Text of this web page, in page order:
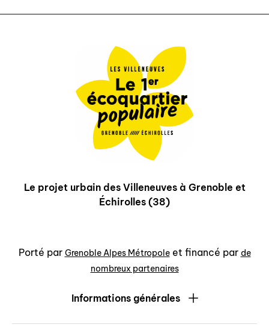
Le projet urbain des Villeneuves à Grenoble et
Échirolles (38)
Porté par Grenoble Alpes Métropoleet financé par de
nombreux partenaires
Informations générales